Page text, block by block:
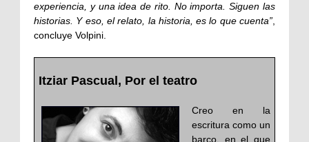
experiencia, y una idea de rito. No importa. Siguen las
historias. Y eso, el relato, la historia, es lo que cuenta”,
concluye Volpini.
Itziar Pascual, Por el teatro
Creo en la
escritura como un
barco, en el que